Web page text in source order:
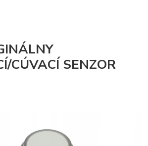
CÚVACÍ SENZOR